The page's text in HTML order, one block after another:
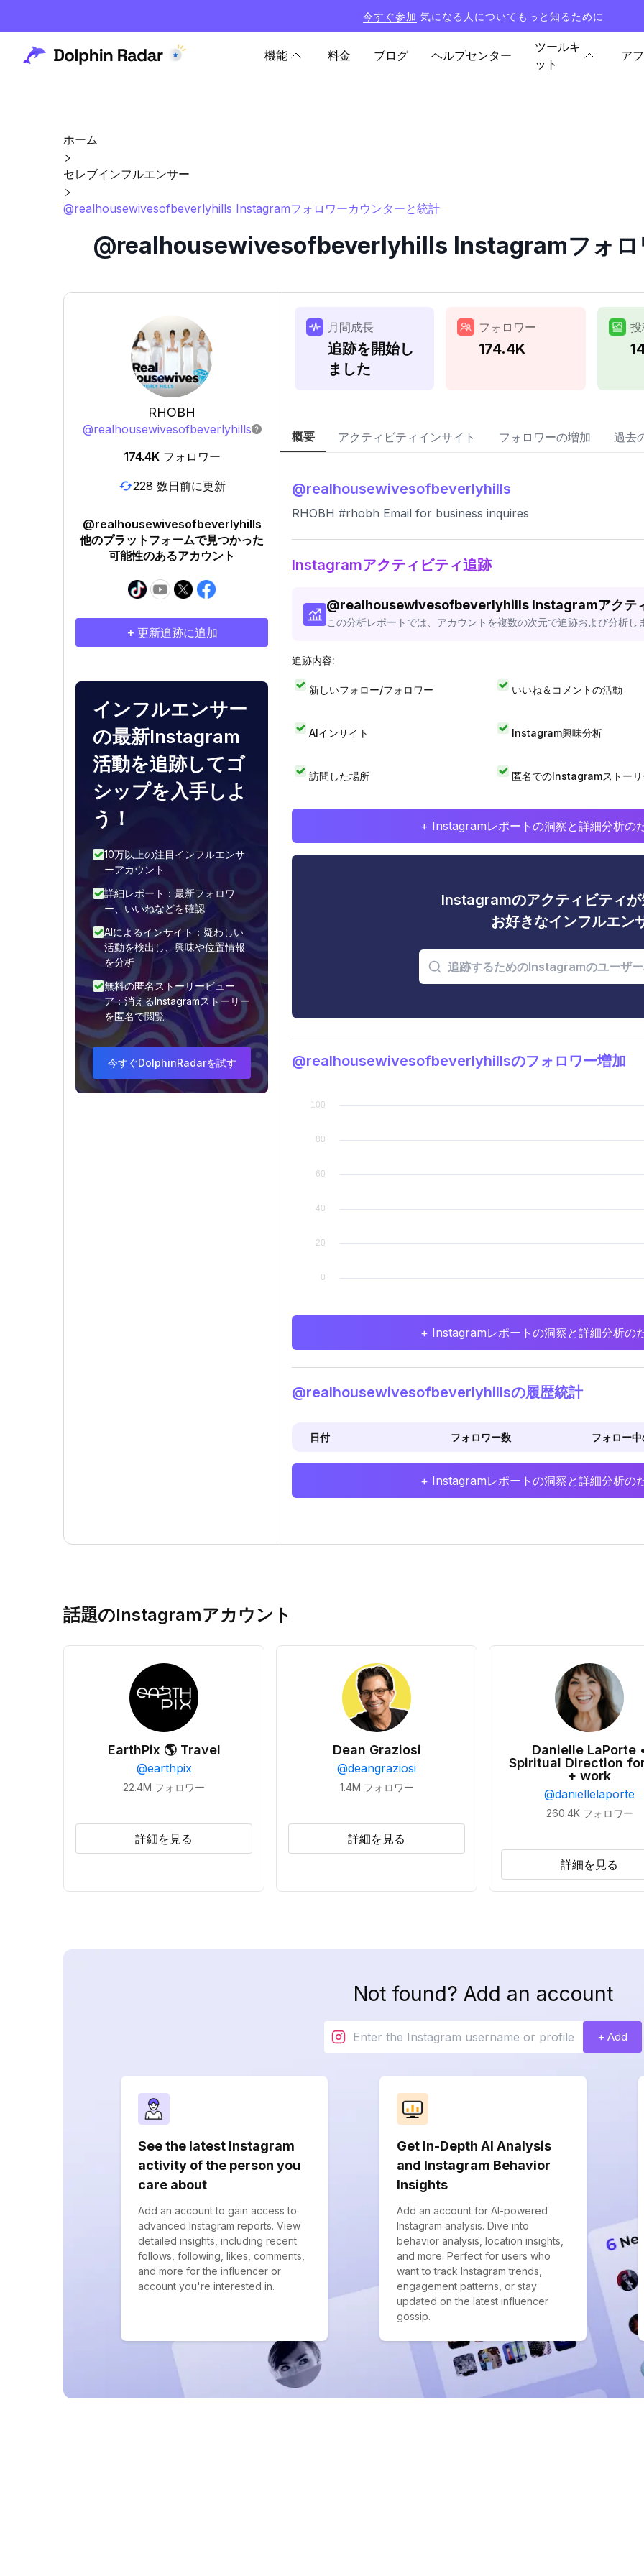
今すぐ参加 気になる人についてもっと知るために
機能 料金 ブログ ヘルプセンター
ツールキ
ット
ア
ホーム
セレブインフルエンサー
@realhousewivesofbeverlyhills Instagramフォロワーカウンターと統計
@realhousewivesofbeverlyhills Instagramフォロ
RHOBH
@realhousewivesofbeverlyhills
174.4K フォロワー
228 数日前に更新
@realhousewivesofbeverlyhills
他のプラットフォームで見つかった
可能性のあるアカウント
+ 更新追跡に追加
インフルエンサー
の最新Instagram
活動を追跡してゴ
シップを入手しよ
う！
10万以上の注目インフルエンサ
ーアカウント
詳細レポート：最新フォロワ
ー、いいねなどを確認
AIによるインサイト：疑わしい
活動を検出し、興味や位置情報
を分析
無料の匿名ストーリービュー
ア：消えるInstagramストーリー
を匿名で閲覧
今すぐDolphinRadarを試す
月間成長
追跡を開始し
ました
フォロワー
174.4K
概要 アクティビティインサイト フォロワーの増加 過去
@realhousewivesofbeverlyhills
RHOBH #rhobh Email for business inquires
Instagramアクティビティ追跡
@realhousewivesofbeverlyhills Instagramアクテ
この分析レポートでは、アカウントを複数の次元で追跡および分析し
追跡内容:
新しいフォロー/フォロワー いいね＆コメントの活動
AIインサイト Instagram興味分析
訪問した場所 匿名でのInstagramストーリ
+ Instagramレポートの洞察と詳細分析の
Instagramのアクティビティ
お好きなインフルエン
@realhousewivesofbeverlyhillsのフォロワー増加
+ Instagramレポートの洞察と詳細分析の
@realhousewivesofbeverlyhillsの履歴統計
日付 フォロワー数 フォロー
+ Instagramレポートの洞察と詳細分析の
話題のInstagramアカウント
EarthPix 🌎 Travel
@earthpix
22.4M フォロワー
詳細を見る
Dean Graziosi
@deangraziosi
1.4M フォロワー
詳細を見る
Danielle LaPorte
Spiritual Direction
+ work
@daniellelaporte
260.4K フォロワー
詳細を見る
Not found? Add an account
+ Add
See the latest Instagram
activity of the person you
care about
Add an account to gain access to
advanced Instagram reports. View
detailed insights, including recent
follows, following, likes, comments,
and more for the influencer or
account you're interested in.
Get In-Depth AI Analysis
and Instagram Behavior
Insights
Add an account for AI-powered
Instagram analysis. Dive into
behavior analysis, location insights,
and more. Perfect for users who
want to track Instagram trends,
engagement patterns, or stay
updated on the latest influencer
gossip.